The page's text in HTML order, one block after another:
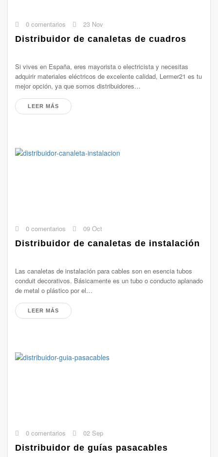
0 comentarios 23 Nov
Distribuidor de canaletas de cuadros
Si vives en España, eres mayorista o electricista y necesitas
adquirir materiales eléctricos de excelente calidad, Lermer21 es tu
mejor opción, ya que somos distribuidores…
LEER MÁS
0 comentarios 09 Oct
Distribuidor de canaletas de instalación
Las canaletas de instalación para cables son en esencia tubos
conduit decorativos. Básicamente es un tubo o conducto aplanado
de metal o plástico por el…
LEER MÁS
0 comentarios 02 Sep
Distribuidor de guías pasacables